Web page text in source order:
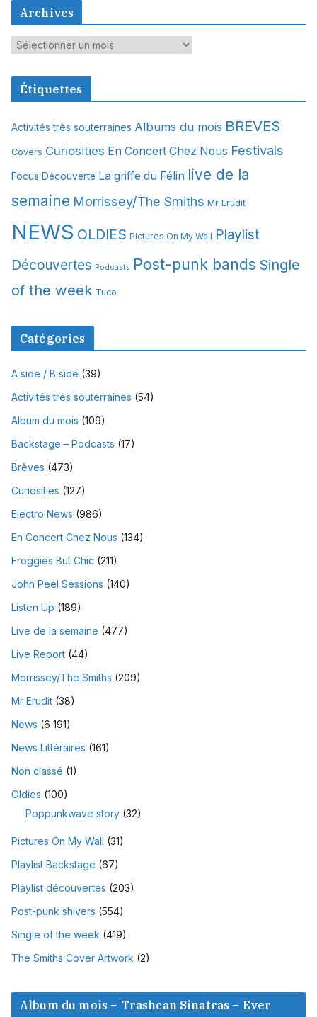
Archives
A
c
v
e
Étiquettes
Activités très souterraines Albums du mois BREVES
Covers Curiosities En Concert Chez Nous Festivals
Focus Découverte La griffe du Félin live de la
semaine Morrissey/The Smiths Mr Erudit
NEWS OLDIES Pictures On My Wall Playlist
Découvertes Podcasts Post-punk bands Single
of the week Tuco
Catégories
A side / B side (39)
Activités très souterraines (54)
Album du mois (109)
Backstage – Podcasts (17)
Brèves (473)
Curiosities (127)
Electro News (986)
En Concert Chez Nous (134)
Froggies But Chic (211)
John Peel Sessions (140)
Listen Up (189)
Live de la semaine (477)
Live Report (44)
Morrissey/The Smiths (209)
Mr Erudit (38)
News (6 191)
News Littéraires (161)
Non classé (1)
Oldies (100)
Poppunkwave story (32)
Pictures On My Wall (31)
Playlist Backstage (67)
Playlist découvertes (203)
Post-punk shivers (554)
Single of the week (419)
The Smiths Cover Artwork (2)
Album du mois – Trashcan Sinatras – Ever